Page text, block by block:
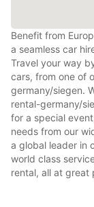
Benefit from
a seamless car
Travel your way
cars, from one of
germany/siegen.
rental-germany/
for a special
needs from our
a global leader in
world class
rental, all at great